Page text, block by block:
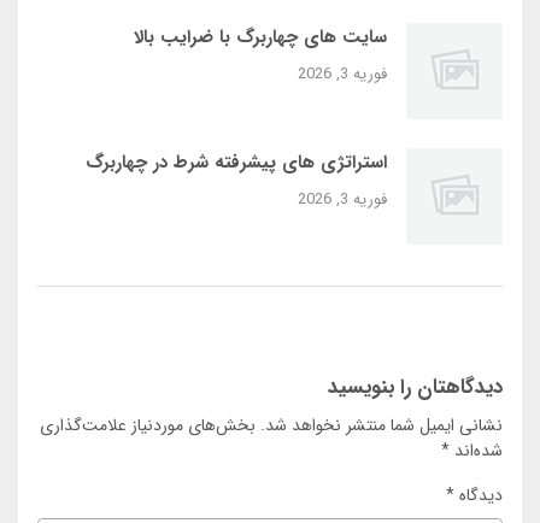
سایت‌ های چهاربرگ با ضرایب بالا
فوریه 3, 2026
استراتژی‌ های پیشرفته شرط در چهاربرگ
فوریه 3, 2026
دیدگاهتان را بنویسید
نشانی ایمیل شما منتشر نخواهد شد. بخش‌های موردنیاز علامت‌گذاری
شده‌اند *
دیدگاه*